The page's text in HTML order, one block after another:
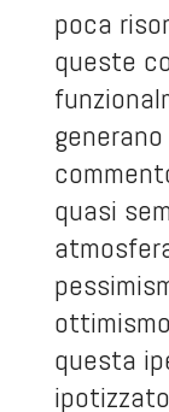
poca
queste
quasi
questa